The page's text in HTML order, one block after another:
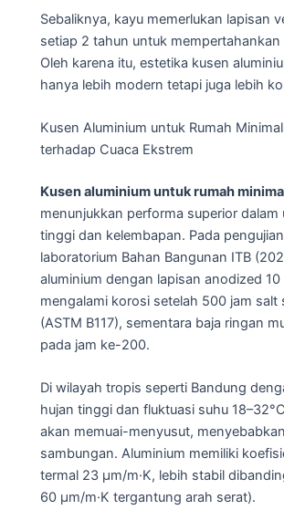
Sebaliknya, kayu memerlukan lapisan
setiap 2 tahun untuk mempertahankan
Oleh karena itu, estetika kusen
hanya lebih modern tetapi juga lebih
Kusen Aluminium untuk Rumah
terhadap Cuaca Ekstrem
Kusen aluminium untuk rumah
menunjukkan performa superior dalam
tinggi dan kelembapan. Pada
laboratorium Bahan Bangunan ITB
aluminium dengan lapisan anodized
mengalami korosi setelah 500 jam salt
(ASTM B117), sementara baja ringan
pada jam ke-200.
Di wilayah tropis seperti Bandung
hujan tinggi dan fluktuasi suhu
akan memuai-menyusut,
sambungan. Aluminium memiliki
termal 23 μm/m·K, lebih stabil
60 μm/m·K tergantung arah serat).